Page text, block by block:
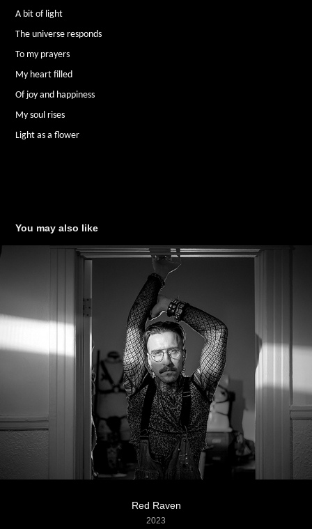
A bit of light
The universe responds
To my prayers
My heart filled
Of joy and happiness
My soul rises
Light as a flower
You may also like
Red Raven
2023